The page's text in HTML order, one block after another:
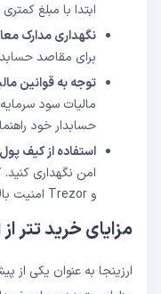
ابتدا با مبلغ
نگهداری مدارک
برای مقاصد
توجه به قوانین
حسابدار خود
استفاده از کیف
و Trezor امنیت بالاتری دارند.
مزایای خرید تتر از
ارزینجا به عنوان یکی از